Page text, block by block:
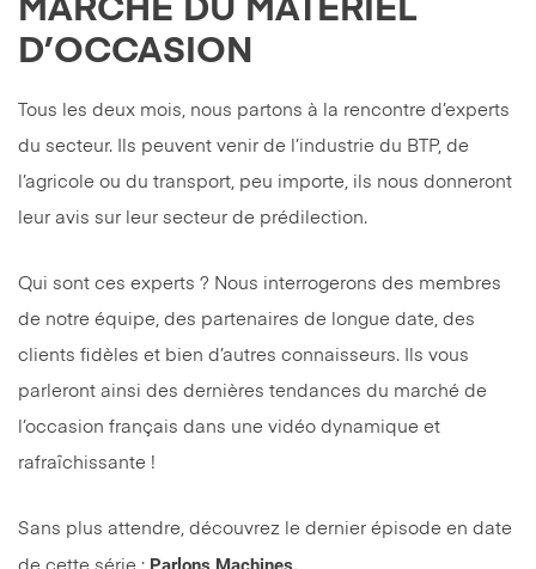
MARCHE DU MATERIEL
D’OCCASION
Tous les deux mois, nous partons à la rencontre d’experts
du secteur. Ils peuvent venir de l’industrie du BTP, de
l’agricole ou du transport, peu importe, ils nous donneront
leur avis sur leur secteur de prédilection.
Qui sont ces experts ? Nous interrogerons des membres
de notre équipe, des partenaires de longue date, des
clients fidèles et bien d’autres connaisseurs. Ils vous
parleront ainsi des dernières tendances du marché de
l’occasion français dans une vidéo dynamique et
rafraîchissante !
Sans plus attendre, découvrez le dernier épisode en date